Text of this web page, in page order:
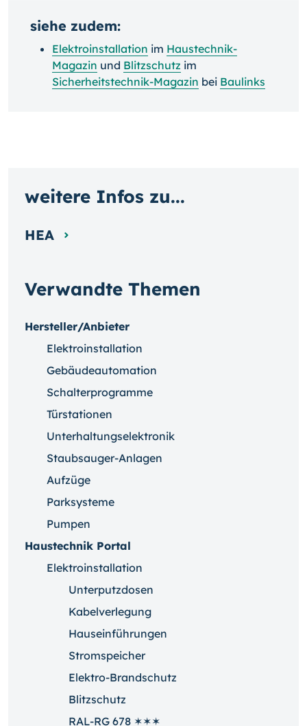
siehe zudem:
Elektroinstallation im Haustechnik-
Magazin und Blitzschutz im
Sicherheitstechnik-Magazin bei Baulinks
Verwandte Themen
Hersteller/Anbieter
Elektroinstallation
Gebäudeautomation
Schalterprogramme
Türstationen
Unterhaltungselektronik
Staubsauger-Anlagen
Aufzüge
Parksysteme
Pumpen
Haustechnik Portal
Elektroinstallation
Unterputzdosen
Kabelverlegung
Hauseinführungen
Stromspeicher
Elektro-Brandschutz
Blitzschutz
RAL-RG 678 ✶✶✶
weitere Infos zu...
HEA